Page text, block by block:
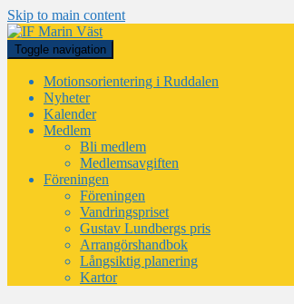
Skip to main content
Toggle navigation
Motionsorientering i Ruddalen
Nyheter
Kalender
Medlem
Bli medlem
Medlemsavgiften
Föreningen
Föreningen
Vandringspriset
Gustav Lundbergs pris
Arrangörshandbok
Långsiktig planering
Kartor